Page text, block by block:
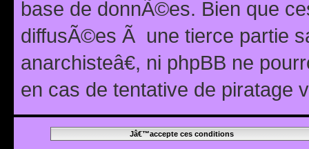
base de donnÃ©es. Bien que
diffusÃ©es Ã une tierce partie
anarchisteâ€, ni phpBB ne
en cas de tentative de piratage